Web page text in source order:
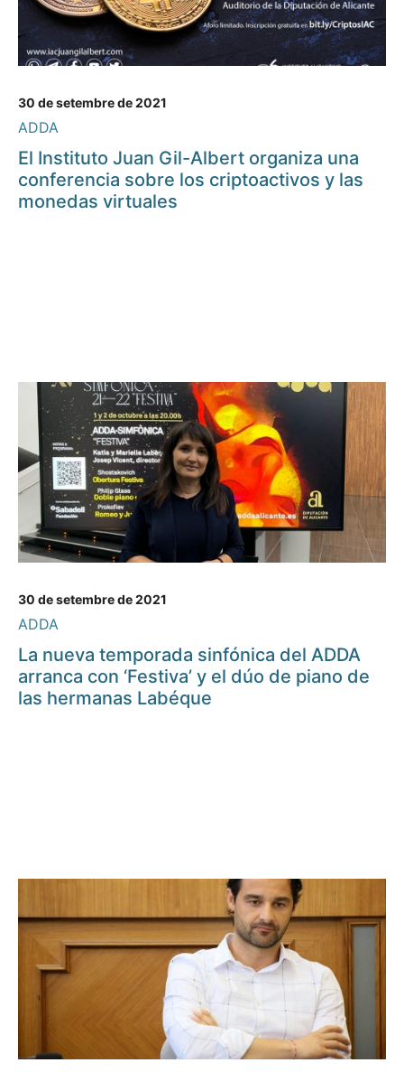
30 de setembre de 2021
ADDA
El Instituto Juan Gil-Albert organiza una
conferencia sobre los criptoactivos y las
monedas virtuales
30 de setembre de 2021
ADDA
La nueva temporada sinfónica del ADDA
arranca con ‘Festiva’ y el dúo de piano de
las hermanas Labéque